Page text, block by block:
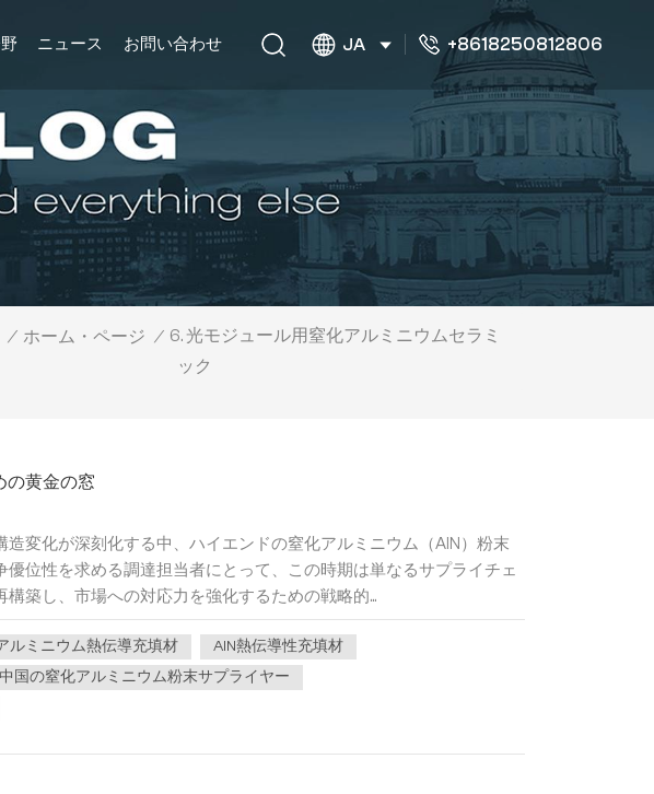
ニュース お問い合わせ JA +8618250812806
/ ホーム・ページ / 6. 光モジュール用窒化アルミニウムセラミ
ック
の黄金の窓
変化が深刻化する中、ハイエンドの窒化アルミニウム（AlN）粉末
位性を求める調達担当者にとって、この時期は単なるサプライチェ
築し、市場への対応力を強化するための戦略的...
ルミニウム熱伝導充填材
AlN熱伝導性充填材
中国の窒化アルミニウム粉末サプライヤー